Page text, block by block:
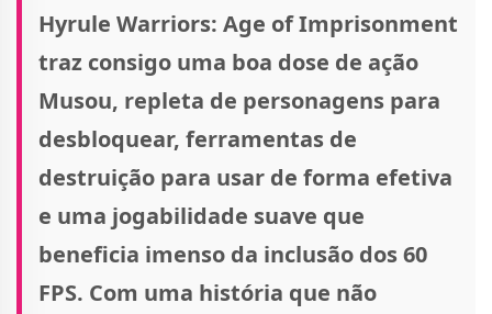
Hyrule Warriors: Age of Imprisonment
traz consigo uma boa dose de ação
Musou, repleta de personagens para
desbloquear, ferramentas de
destruição para usar de forma efetiva
e uma jogabilidade suave que
beneficia imenso da inclusão dos 60
FPS. Com uma história que não